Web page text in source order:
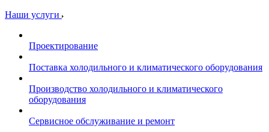
Наши услуги
Проектирование
Поставка холодильного и климатического оборудования
Производство холодильного и климатического
оборудования
Сервисное обслуживание и ремонт